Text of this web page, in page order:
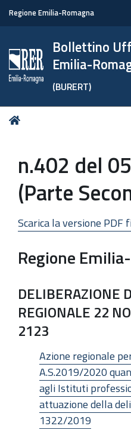
Regione Emilia-Romagna
Bollettino
Emilia-
(BURERT)
Tu
n.402 del
(Parte
Scarica la versione PDF
Regione
DELIBERAZIONE
REGIONALE 22
2123
Azione regionale
A.S.2019/2020
agli Istituti
attuazione della
1322/2019